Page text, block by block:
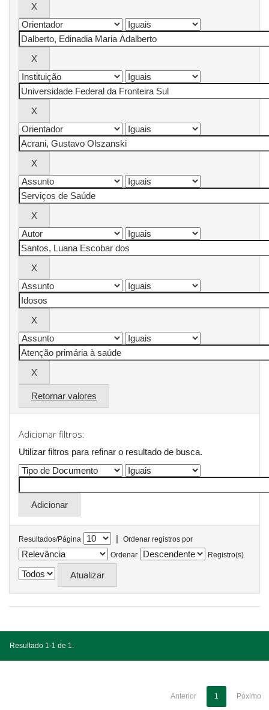
Retornar valores
Adicionar filtros:
Utilizar filtros para refinar o resultado de busca.
Resultados/Página |
Ordenar registros por
Ordenar
Registro(s)
Resultado 1-1 de 1.
Anterior 1 Póximo